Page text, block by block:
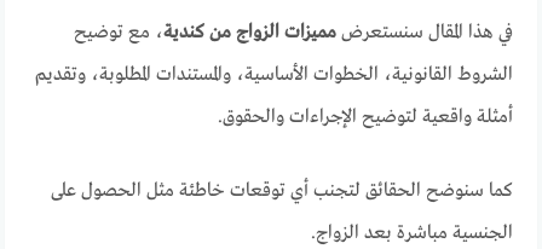
في هذا المقال سنستعرضمميزات الزواج من كندية، مع توضيح
الشروط القانونية، الخطوات الأساسية، والمستندات المطلوبة، وتقديم
أمثلة واقعية لتوضيح الإجراءات والحقوق.
كما سنوضح الحقائق لتجنب أي توقعات خاطئة مثل الحصول على
الجنسية مباشرة بعد الزواج.